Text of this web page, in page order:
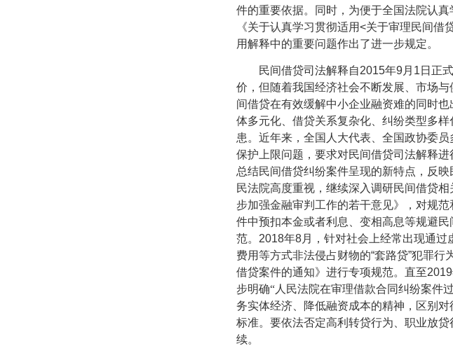
件的重要依据。同时，为便于全国法院认
《关于认真学习贯彻适用<关于审理民间借
用解释中的重要问题作出了进一步规定。
民间借贷司法解释自2015年9月 1 日正
价，但随着我国经济社会不断发展、市场
间借贷在有效缓解中小企业融资难的同时
体多元化、借贷关系复杂化、纠纷类型多
患。近年来，全国人大代表、全国政协委
保护上限问题，要求对民间借贷司法解释
总结民间借贷纠纷案件呈现的新特点，反
民法院高度重视，继续深入调研民间借贷相
步加强金融审判工作的若干意见》，对规
件中预扣本金或者利息、变相高息等规避
范。 2018年8月，针对社会上经常出现通
费用等方式非法侵占财物的“套路贷”犯罪行
借贷案件的通知》进行专项规范。直至2019
步明确“人民法院在审理借款合同纠纷案件
务实体经济、降低融资成本的精神，区别
标准。要依法否定高利转贷行为、职业放
续。